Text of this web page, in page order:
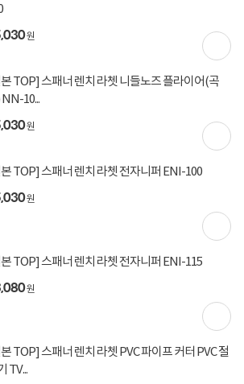
토요일 정상운영
발 상품 지금 담으면 오늘 출발합니다!
단 2일간 한정수량으로 열리는
토요일 영업 안내
오늘 그만 보기
원
TOP] 스패너 렌치 라쳇 니들노즈 플라이어(곡
NN-10...
원
TOP] 스패너 렌치 라쳇 전자니퍼 ENI-100
원
TOP] 스패너 렌치 라쳇 전자니퍼 ENI-115
원
TOP] 스패너 렌치 라쳇 PVC 파이프 커터 PVC 절
TV...
원 (1박스)
구매후기(2) Q&A(0)